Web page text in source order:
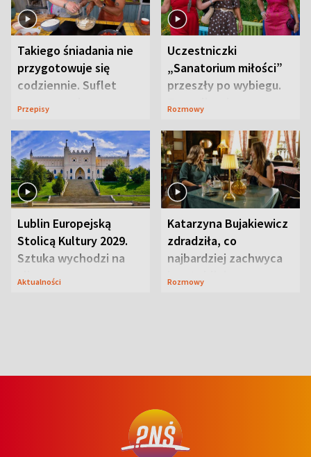
Takiego śniadania nie
przygotowuje się
codziennie. Suflet
serowy zachwyca
Przepisy
Uczestniczki
„Sanatorium miłości”
przeszły po wybiegu.
Te stylizacje
Rozmowy
Lublin Europejską
Stolicą Kultury 2029.
Sztuka wychodzi na
ulice
Aktualności
Katarzyna Bujakiewicz
zdradziła, co
najbardziej zachwyca
ją w Lublinie
Rozmowy